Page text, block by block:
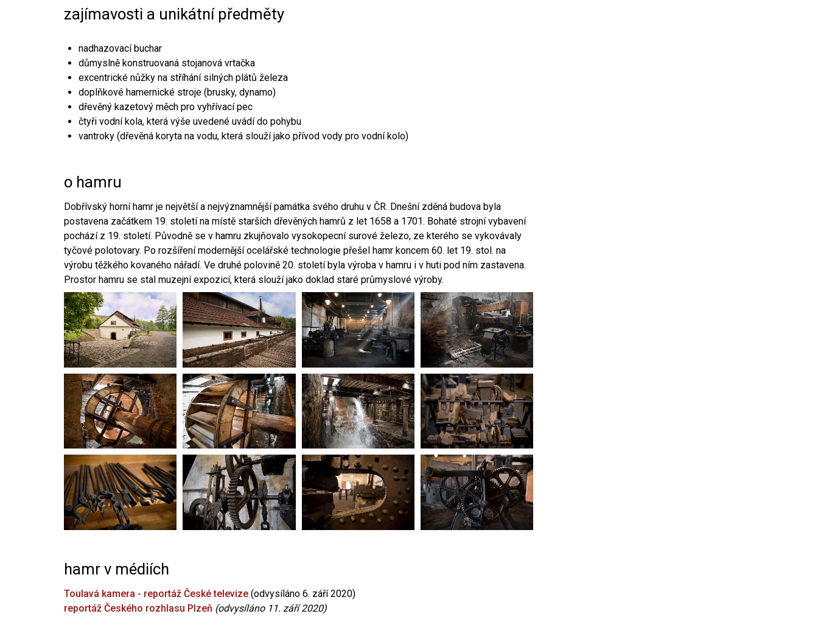
zajímavosti a unikátní předměty
nadhazovací buchar
důmyslně konstruovaná stojanová vrtačka
excentrické nůžky na stříhání silných plátů železa
doplňkové hamernické stroje (brusky, dynamo)
dřevěný kazetový měch pro vyhřívací pec
čtyři vodní kola, která výše uvedené uvádí do pohybu
vantroky (dřevěná koryta na vodu, která slouží jako přívod vody pro vodní kolo)
o hamru
Dobřívský horní hamr je největší a nejvýznamnější památka svého druhu v ČR. Dnešní zděná budova byla
postavena začátkem 19. století na místě starších dřevěných hamrů z let 1658 a 1701. Bohaté strojní vybavení
pochází z 19. století. Původně se v hamru zkujňovalo vysokopecní surové železo, ze kterého se vykovávaly
tyčové polotovary. Po rozšíření modernější ocelářské technologie přešel hamr koncem 60. let 19. stol. na
výrobu těžkého kovaného nářadí. Ve druhé polovině 20. století byla výroba v hamru i v huti pod ním zastavena.
Prostor hamru se stal muzejní expozicí, která slouží jako doklad staré průmyslové výroby.
hamr v médiích
Toulavá kamera - reportáž České televize (odvysíláno 6. září 2020)
reportáž Českého rozhlasu Plzeň (odvysíláno 11. září 2020)